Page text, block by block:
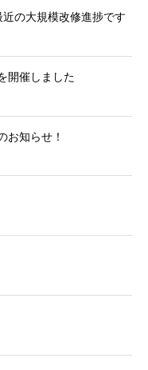
近の大規模改修進捗です
開催しました
お知らせ！